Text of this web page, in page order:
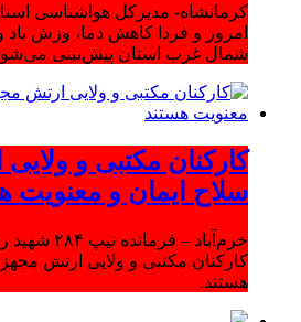
کرمانشاه- مدیرکل هواشناسی
امروز و فردا کاهش دما، وزش باد
شمال غرب استان پیش‌بینی
کارکنان مکتبی و
سلاح ایمان و معنویت
خرم‌آباد –
کارکنان مکتبی و ولایی ارتش
هستند.